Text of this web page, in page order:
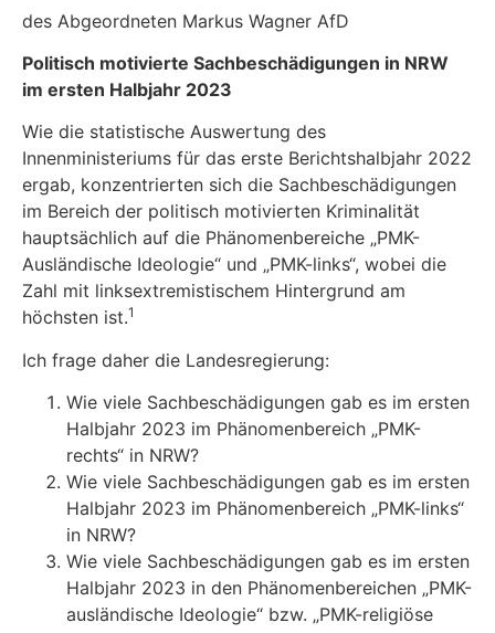
des Abgeordneten Markus Wagner AfD
Politisch motivierte Sachbeschädigungen in NRW
im ersten Halbjahr 2023
Wie die statistische Auswertung des
Innenministeriums für das erste Berichtshalbjahr 2022
ergab, konzentrierten sich die Sachbeschädigungen
im Bereich der politisch motivierten Kriminalität
hauptsächlich auf die Phänomenbereiche „PMK-
Ausländische Ideologie“ und „PMK-links“, wobei die
Zahl mit linksextremistischem Hintergrund am
höchsten ist.1
Ich frage daher die Landesregierung:
Wie viele Sachbeschädigungen gab es im ersten
Halbjahr 2023 im Phänomenbereich „PMK-
rechts“ in NRW?
Wie viele Sachbeschädigungen gab es im ersten
Halbjahr 2023 im Phänomenbereich „PMK-links“
in NRW?
Wie viele Sachbeschädigungen gab es im ersten
Halbjahr 2023 in den Phänomenbereichen „PMK-
ausländische Ideologie“ bzw. „PMK-religiöse